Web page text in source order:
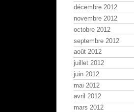
décembre 2012
novembre 2012
octobre 2012
septembre 2012
août 2012
juillet 2012
juin 2012
mai 2012
avril 2012
mars 2012